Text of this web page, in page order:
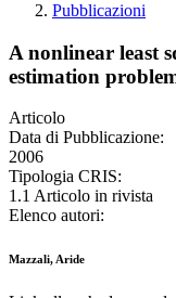
Pubblicazioni
A nonlinear least
estimation
Articolo
Data di Pubblicazione:
2006
Tipologia CRIS:
1.1 Articolo in rivista
Elenco autori:
Mazzali, Aride